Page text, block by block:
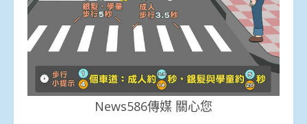
News586傳媒 關心您